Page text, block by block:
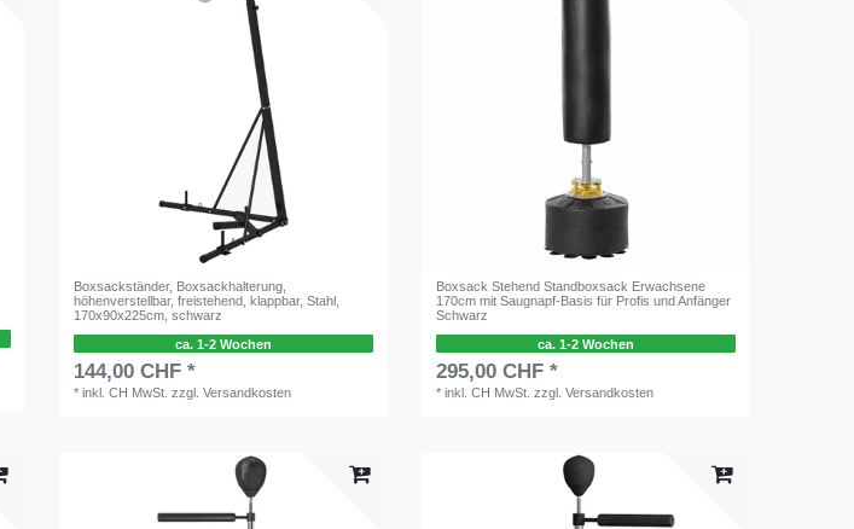
Boxsackständer, Boxsackhalterung,
höhenverstellbar, freistehend, klappbar, Stahl,
170x90x225cm, schwarz
ca. 1-2 Wochen
144,00 CHF *
*inkl. CH MwSt. zzgl.Versandkosten
Boxsack Stehend Standboxsack Erwachsene
170cm mit Saugnapf-Basis für Profis und Anfänger
Schwarz
ca. 1-2 Wochen
295,00 CHF *
*inkl. CH MwSt. zzgl.Versandkosten